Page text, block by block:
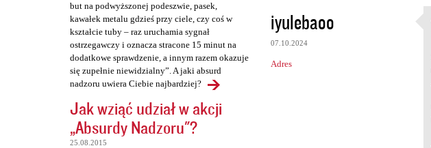
but na podwyższonej podeszwie, pasek,
kawałek metalu gdzieś przy ciele, czy coś w
kształcie tuby – raz uruchamia sygnał
ostrzegawczy i oznacza stracone 15 minut na
dodatkowe sprawdzenie, a innym razem okazuje
się zupełnie niewidzialny”. A jaki absurd
nadzoru uwiera Ciebie najbardziej?
Jak wziąć udział w akcji
„Absurdy Nadzoru"?
25.08.2015
iyulebaoo
07.10.2024
Adres